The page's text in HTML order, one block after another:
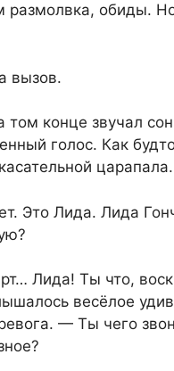
размолвка, обиды.
вызов.
конце звучал
голос. Как
царапала.
Это Лида. Лида
Лида! Ты что,
весёлое
— Ты чего